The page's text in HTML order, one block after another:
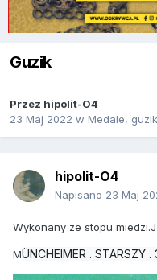
Guzik
Przez hipolit-O4
23 Maj 2022 w Medale,
hipolit-O4
Napisano 23 Maj
Wykonany ze stopu
MÜNCHEIMER . STARSZY .